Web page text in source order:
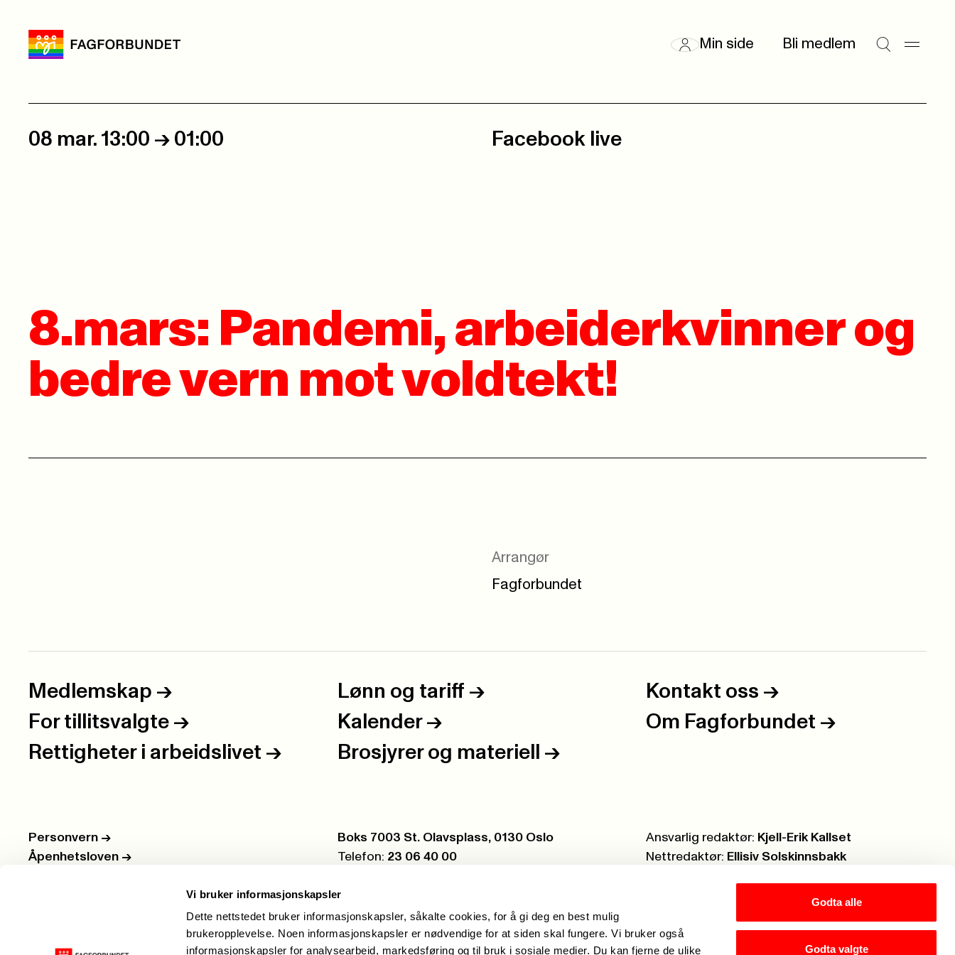
Vi bruker informasjonskapsler
Dette nettstedet bruker informasjonskapsler, såkalte cookies, for å gi deg en best mulig
brukeropplevelse. Noen informasjonskapsler er nødvendige for at siden skal fungere. Vi bruker også
informasjonskapsler for analysearbeid, markedsføring og til bruk i sosiale medier. Du kan fjerne de ulike
Godta alle
Godta valgte
Min side Bli medlem
08 mar. 13:00 -> 01:00 Facebook live
8.mars: Pandemi, arbeiderkvinner og
bedre vern mot voldtekt!
Arrangør
Fagforbundet
Medlemskap -> Lønn og tariff -> Kontakt oss ->
For tillitsvalgte -> Kalender -> Om Fagforbundet ->
Rettigheter i arbeidslivet -> Brosjyrer og materiell ->
Personvern ->
Åpenhetsloven ->
Postboks:
Boks 7003 St. Olavsplass, 0130 Oslo
Telefon: 23 06 40 00
Ansvarlig redaktør: Kjell-Erik Kallset
Nettredaktør: Ellisiv Solskinnsbakk